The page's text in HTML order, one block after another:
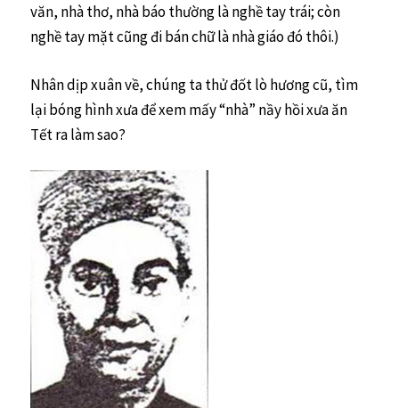
văn, nhà thơ, nhà báo thường là nghề tay trái; còn
nghề tay mặt cũng đi bán chữ là nhà giáo đó thôi.)
Nhân dịp xuân về, chúng ta thử đốt lò hương cũ, tìm
lại bóng hình xưa để xem mấy “nhà” nầy hồi xưa ăn
Tết ra làm sao?